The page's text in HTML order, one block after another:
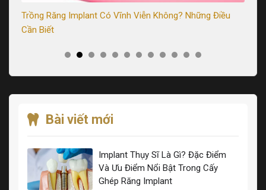
Trồng Răng Implant Có Vĩnh Viễn Không? Những Điều
Cần Biết
Bài viết mới
Implant Thụy Sĩ Là Gì? Đặc Điểm
Và Ưu Điểm Nổi Bật Trong Cấy
Ghép Răng Implant